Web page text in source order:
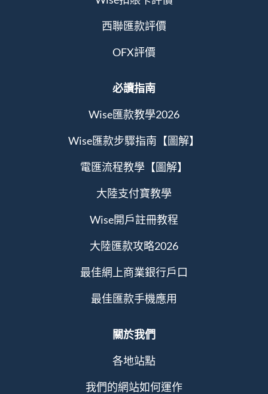
西聯匯款評價
OFX評價
必讀指南
Wise匯款教學2026
Wise匯款步驟指南【圖解】
電匯流程教學【圖解】
大陸支付寶教學
Wise開戶註冊教程
大陸匯款攻略2026
最佳網上商業銀行戶口
最佳匯款手機應用
關於我們
各地站點
我們的網站如何運作